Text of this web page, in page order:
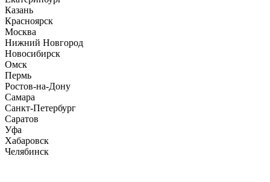
Казань
Красноярск
Москва
Нижний Новгород
Новосибирск
Омск
Пермь
Ростов-на-Дону
Самара
Санкт-Петербург
Саратов
Уфа
Хабаровск
Челябинск